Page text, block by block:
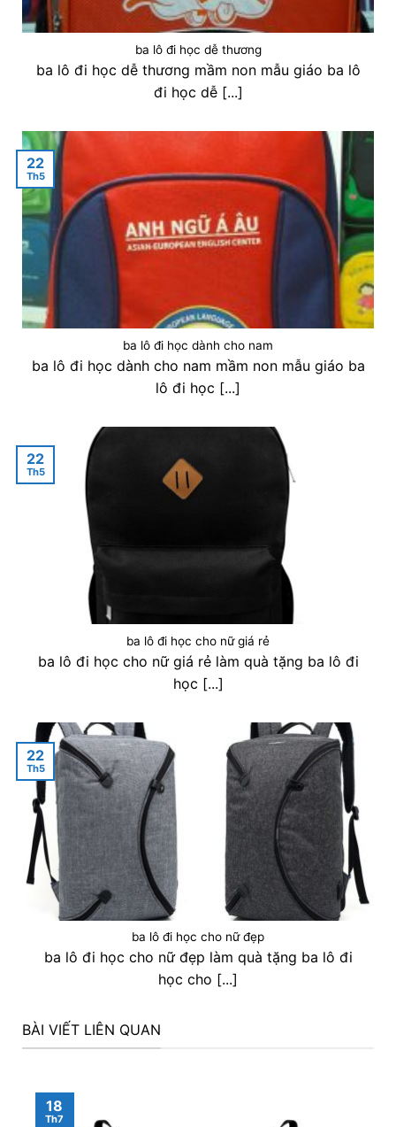
ba lô đi học dễ thương
ba lô đi học dễ thương mầm non mẫu giáo ba lô
đi học dễ [...]
ba lô đi học dành cho nam
ba lô đi học dành cho nam mầm non mẫu giáo ba
lô đi học [...]
22
Th5
ba lô đi học cho nữ giá rẻ
ba lô đi học cho nữ giá rẻ làm quà tặng ba lô đi
học [...]
22
Th5
ba lô đi học cho nữ đẹp
ba lô đi học cho nữ đẹp làm quà tặng ba lô đi
học cho [...]
22
Th5
BÀI VIẾT LIÊN QUAN
18
Th7